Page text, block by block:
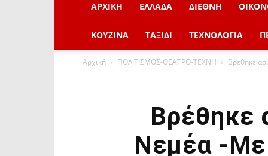
ΑΡΧΙΚΗ ΕΛΛΑΔΑ ΔΙΕΘΝΗ
ΚΟΥΖΙΝΑ ΤΑΞΙΔΙ ΤΕΧΝΟΛΟΓΙΑ
Αρχική ΠΟΛΙΤΙΣΜΟΣ-ΘΕΑΤΡΟ-ΤΕΧΝΗ Βρέθηκε
Βρέθηκε
Νεμέα -Με